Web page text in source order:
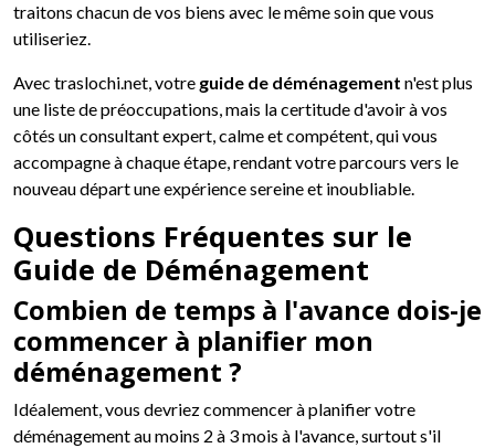
traitons chacun de vos biens avec le même soin que vous
utiliseriez.
Avec traslochi.net, votre guide de déménagement n'est plus
une liste de préoccupations, mais la certitude d'avoir à vos
côtés un consultant expert, calme et compétent, qui vous
accompagne à chaque étape, rendant votre parcours vers le
nouveau départ une expérience sereine et inoubliable.
Questions Fréquentes sur le
Guide de Déménagement
Combien de temps à l'avance dois-je
commencer à planifier mon
déménagement ?
Idéalement, vous devriez commencer à planifier votre
déménagement au moins 2 à 3 mois à l'avance, surtout s'il